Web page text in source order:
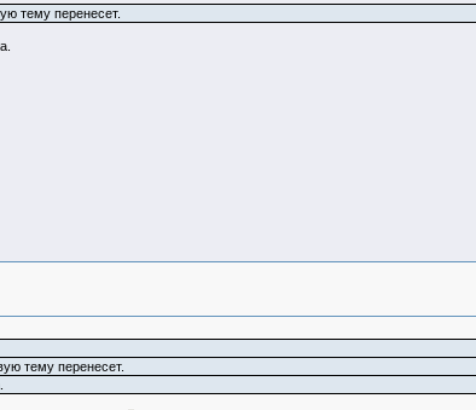
тему перенесет.
тему перенесет.